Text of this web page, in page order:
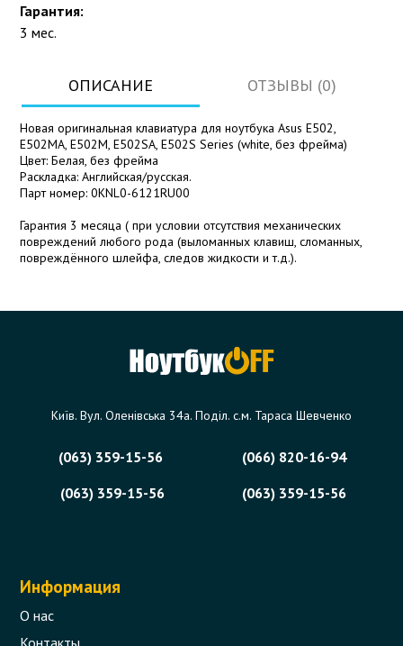
Гарантия:
3 мес.
ОПИСАНИЕ ОТЗЫВЫ (0)
Новая оригинальная клавиатура для ноутбука Asus E502,
E502MA, E502M, E502SA, E502S Series (white, без фрейма)
Цвет: Белая, без фрейма
Раскладка: Английская/русская.
Парт номер: 0KNL0-6121RU00
Гарантия 3 месяца ( при условии отсутствия механических
повреждений любого рода (выломанных клавиш, сломанных,
повреждённого шлейфа, следов жидкости и т.д.).
Київ. Вул. Оленівська 34а. Поділ. с.м. Тараса Шевченко
(063) 359-15-56
(066) 820-16-94
(063) 359-15-56
(063) 359-15-56
Информация
О нас
Контакты